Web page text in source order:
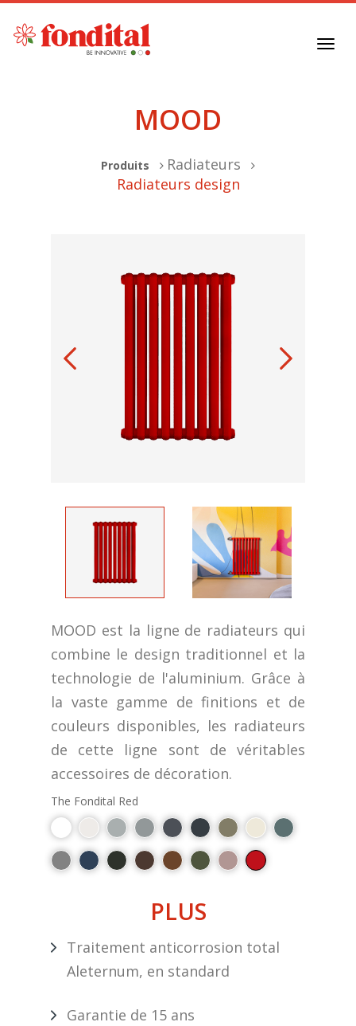
MOOD
Produits
Radiateurs
Radiateurs design
MOOD est la ligne de radiateurs qui
combine le design traditionnel et la
technologie de l'aluminium. Grâce à
la vaste gamme de finitions et de
couleurs disponibles, les radiateurs
de cette ligne sont de véritables
accessoires de décoration.
The Fondital Red
PLUS
Traitement anticorrosion total
Aleternum, en standard
Garantie de 15 ans